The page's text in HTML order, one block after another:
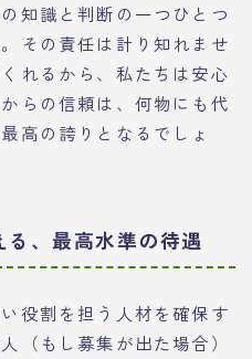
知識と判断の一つひとつ
その責任は計り知れませ
れるから、私たちは安心
らの信頼は、何物にも代
高の誇りとなるでしょ
、最高水準の待遇
役割を担う人材を確保す
（もし募集が出た場合）